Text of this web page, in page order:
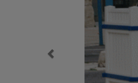
Previous